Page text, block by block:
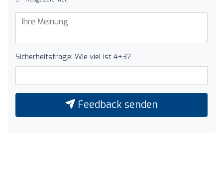
Sicherheitsfrage: Wie viel ist 4+3?
Feedback senden